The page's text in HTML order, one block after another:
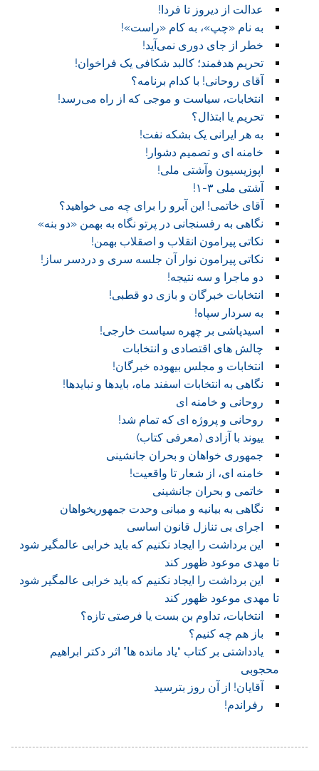
عدالت از دیروز تا فردا!
به نام «چپ»، به کام «راست»!
خطر از جای دوری نمی‌آید!
تحریم هدفمند؛ کالبد شکافی یک فراخوان!
آقای روحانی! با کدام برنامه؟
انتخابات، سیاست و موجی که از راه می‌رسد!
تحریم یا ابتذال؟
به هر ایرانی یک بشکه نفت!
خامنه ای و تصمیم دشوار!
اپوزیسیون وآشتی ملی!
آشتی ملی ۳-۱!
آقای خاتمی! این آبرو را برای چه می خواهید؟
نگاهی به رفسنجانی در پرتو نگاه به بهمن «دو بنه»
نکاتی پیرامون انقلاب و اصقلاب بهمن!
نکاتی پیرامون نوار آن جلسه سری و دردسر ساز!
دو ماجرا و سه نتیجه!
انتخابات خبرگان و بازی دو قطبی!
به سردار سپاه!
اسیدپاشی بر چهره سیاست خارجی!
چالش های اقتصادی و انتخابات
انتخابات و مجلس بیهوده خبرگان!
نگاهی به انتخابات اسفند ماه، بایدها و نبایدها!
روحانی و خامنه ای
روحانی و پروژه ای که تمام شد!
ییوند با آزادی (معرفی کتاب)
جمهوری خواهان و بحران جانشینی
خامنه ای، از شعار تا واقعیت!
خاتمی و بحران جانشینی
نگاهی به بیانیه و مبانی وحدت جمهوریخواهان
اجرای بی تنازل قانون اساسی
این برداشت را ایجاد نکنیم که باید خرابی عالمگیر شود
تا مهدی موعود ظهور کند
این برداشت را ایجاد نکنیم که باید خرابی عالمگیر شود
تا مهدی موعود ظهور کند
انتخابات، تداوم بن بست یا فرصتی تازه؟
باز هم چه کنیم؟
یادداشتی بر کتاب “یاد مانده ها” اثر دکتر ابراهیم
محجوبی
آقایان! از آن روز بترسید
رفراندم!